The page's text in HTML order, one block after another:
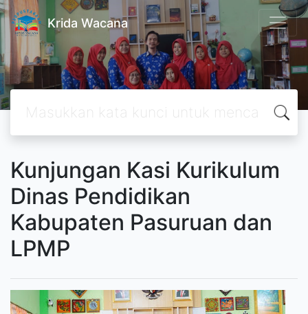
Krida Wacana
Kunjungan Kasi Kurikulum
Dinas Pendidikan
Kabupaten Pasuruan dan
LPMP